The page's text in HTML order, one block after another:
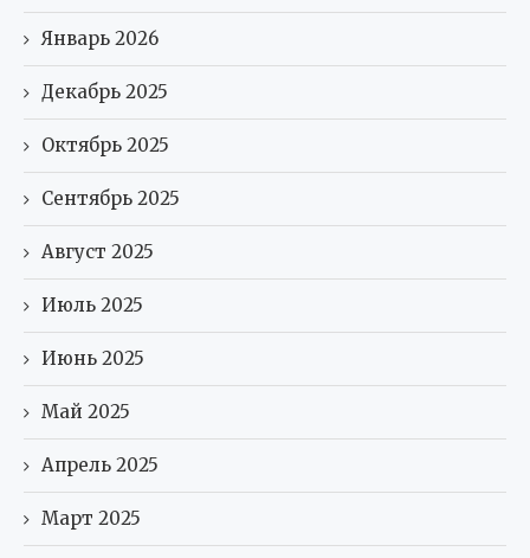
Январь 2026
Декабрь 2025
Октябрь 2025
Сентябрь 2025
Август 2025
Июль 2025
Июнь 2025
Май 2025
Апрель 2025
Март 2025